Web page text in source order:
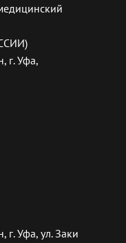
г. Уфа,
г. Уфа, ул. Заки